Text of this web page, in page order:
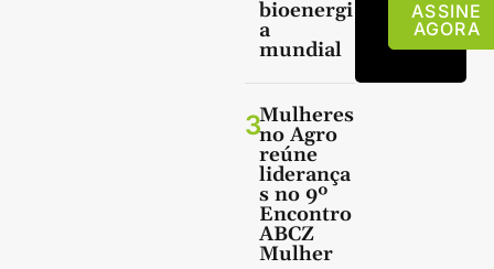
bioenergi
a
mundial
3Mulheres
no Agro
reúne
liderança
s no 9º
Encontro
ABCZ
Mulher
ASSINE
AGORA